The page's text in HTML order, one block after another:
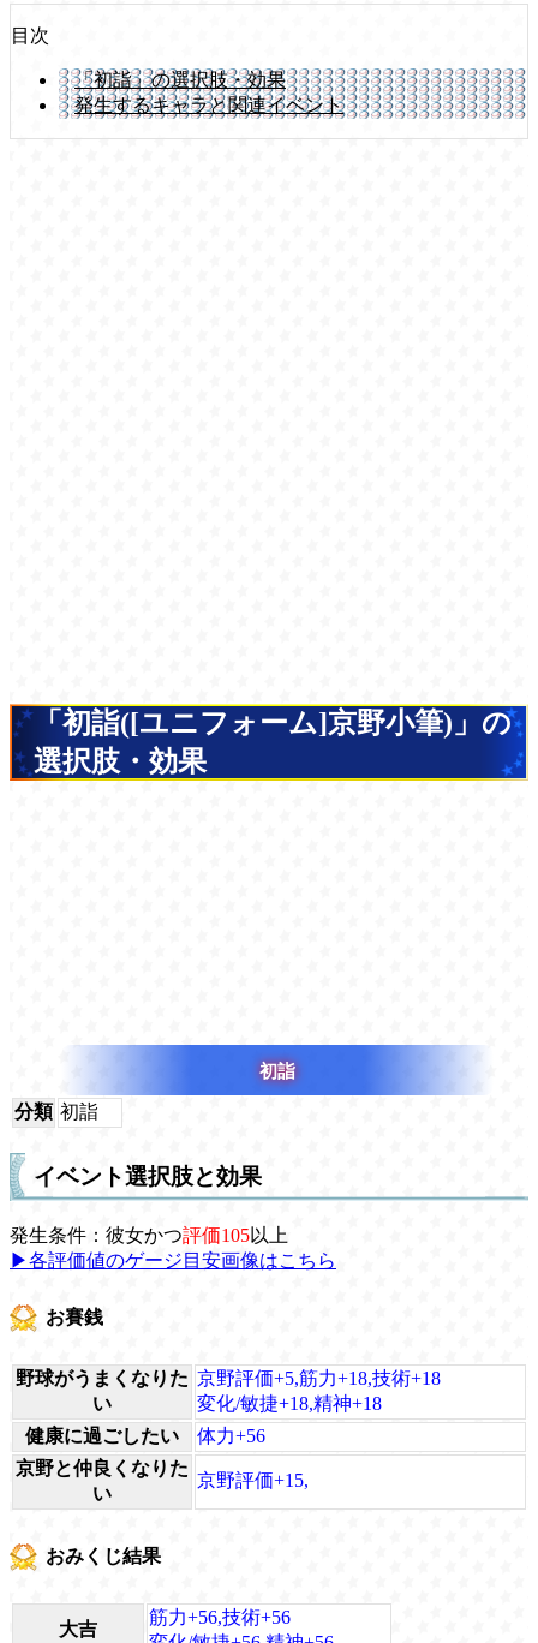
目次
「初詣」の選択肢・効果
発生するキャラと関連イベント
「初詣([ユニフォーム]京野小筆)」の
選択肢・効果
初詣
分類 初詣
イベント選択肢と効果
発生条件：彼女かつ評価105以上
▶各評価値のゲージ目安画像はこちら
お賽銭
野球がうまくなりた
い
京野評価+5,筋力+18,技術+18
変化/敏捷+18,精神+18
健康に過ごしたい
体力+56
京野と仲良くなりた
い
京野評価+15,
おみくじ結果
大吉
筋力+56,技術+56